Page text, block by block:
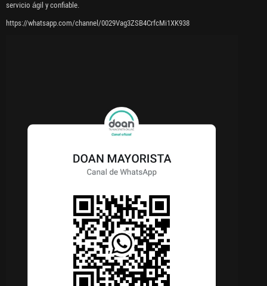
servicio ágil y confiable.
https://whatsapp.com/channel/0029Vag3ZSB4CrfcMi1XK938